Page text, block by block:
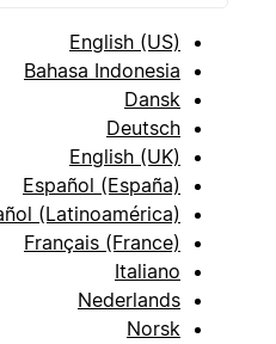
English (US)
Bahasa Indonesia
Dansk
Deutsch
English (UK)
Español (España)
Español (Latinoamérica)
Français (France)
Italiano
Nederlands
Norsk